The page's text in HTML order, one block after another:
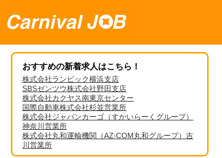
おすすめの新着求人はこちら！
株式会社ランビック横浜支店
SBSゼンツウ株式会社野田支店
株式会社カクヤス南東京センター
国際自動車株式会社杉並営業所
株式会社ジャパンカーゴ（すかいらーくグループ）
神奈川営業所
株式会社丸和運輸機関（AZ-COM丸和グループ）吉
川営業所